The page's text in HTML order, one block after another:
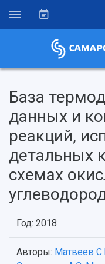
НАЗАД
История
Главные новости
Почему я
Основные
База
данных и
реакций,
детальных
схемах
Год: 2018
Авторы: Матвеев